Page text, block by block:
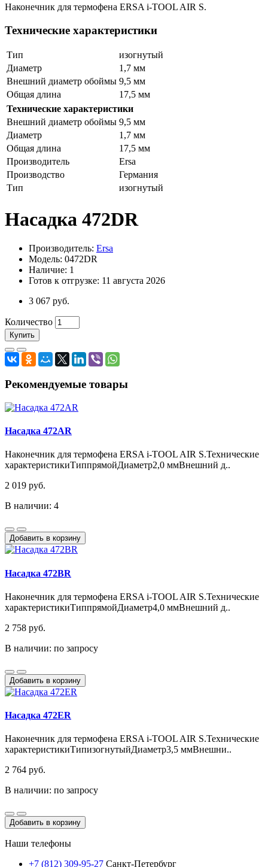
Наконечник для термофена ERSA i-TOOL AIR S.
Технические характеристики
Тип
изогнутый
Диаметр
1,7 мм
Внешний диаметр обоймы 9,5 мм
Общая длина
17,5 мм
Технические характеристики
Внешний диаметр обоймы 9,5 мм
Диаметр
1,7 мм
Общая длина
17,5 мм
Производитель
Ersa
Производство
Германия
Тип
изогнутый
Насадка 472DR
Производитель: Ersa
Модель: 0472DR
Наличие: 1
Готов к отгрузке: 11 августа 2026
3 067 руб.
Количество
Купить
Рекомендуемые товары
Насадка 472AR
Наконечник для термофена ERSA i-TOOL AIR S.Технические
характеристикиТиппрямойДиаметр2,0 ммВнешний д..
2 019 руб.
В наличии: 4
Добавить в корзину
Насадка 472BR
Наконечник для термофена ERSA i-TOOL AIR S.Технические
характеристикиТиппрямойДиаметр4,0 ммВнешний д..
2 758 руб.
В наличии: по запросу
Добавить в корзину
Насадка 472ER
Наконечник для термофена ERSA i-TOOL AIR S.Технические
характеристикиТипизогнутыйДиаметр3,5 ммВнешни..
2 764 руб.
В наличии: по запросу
Добавить в корзину
Наши телефоны
+7 (812) 309-95-27 Санкт-Петербург